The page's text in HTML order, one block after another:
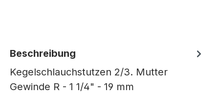
Beschreibung
Kegelschlauchstutzen 2/3. Mutter
Gewinde R - 1 1/4" - 19 mm